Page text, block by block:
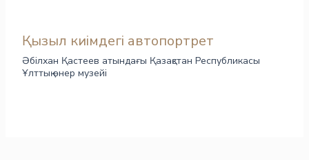
Қызыл киімдегі автопортрет
Әбілхан Қастеев атындағы Қазақстан Республикасы
Ұлттық өнер музейі